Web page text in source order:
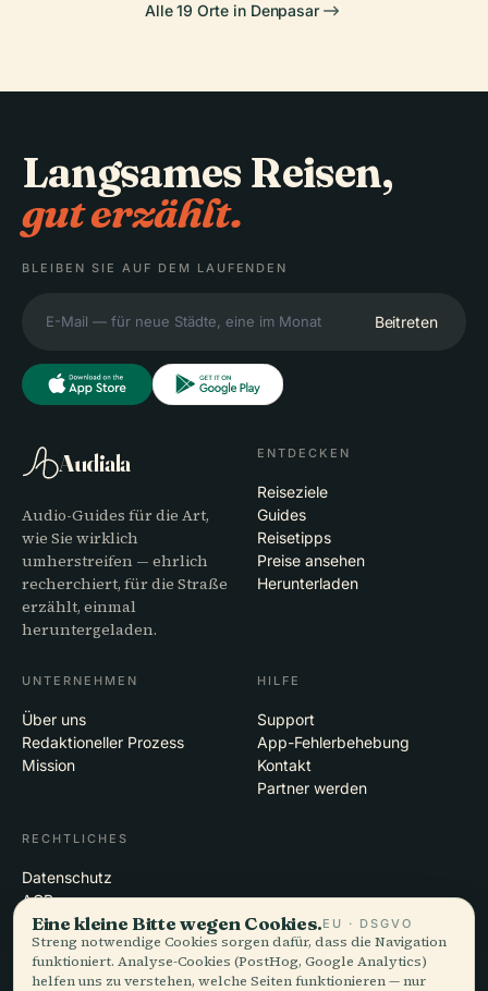
Alle 19 Orte in Denpasar
Langsames Reisen,
gut erzählt.
BLEIBEN SIE AUF DEM LAUFENDEN
Beitreten
Audiala
Audio-Guides für die Art,
wie Sie wirklich
umherstreifen — ehrlich
recherchiert, für die Straße
erzählt, einmal
heruntergeladen.
ENTDECKEN
Reiseziele
Guides
Reisetipps
Preise ansehen
Herunterladen
UNTERNEHMEN
Über uns
Redaktioneller Prozess
Mission
HILFE
Support
App-Fehlerbehebung
Kontakt
Partner werden
RECHTLICHES
Datenschutz
AGB
Cookie-Einstellungen
Konto löschen
Eine kleine Bitte wegen Cookies.EU · DSGVO
Streng notwendige Cookies sorgen dafür, dass die Navigation
funktioniert. Analyse-Cookies (PostHog, Google Analytics)
helfen uns zu verstehen, welche Seiten funktionieren — nur